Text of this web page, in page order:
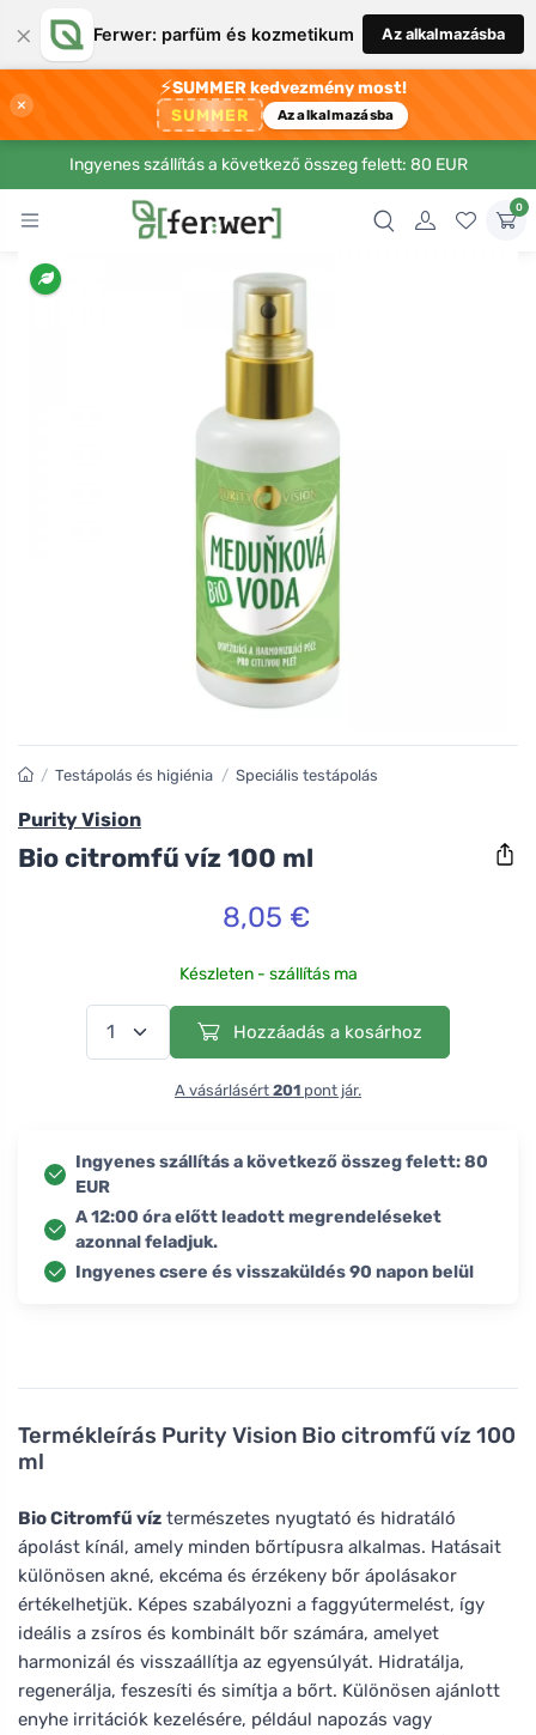
× Ferwer: parfüm és kozmetikum Az alkalmazásba
×
⚡SUMMER kedvezmény most!
SUMMER Az alkalmazásba
Ingyenes szállítás a következő összeg felett: 80 EUR
0
Termékleírás Purity Vision Bio citromfű víz 100
ml
Bio Citromfű víz természetes nyugtató és hidratáló
ápolást kínál, amely minden bőrtípusra alkalmas. Hatásait
különösen akné, ekcéma és érzékeny bőr ápolásakor
értékelhetjük. Képes szabályozni a faggyútermelést, így
ideális a zsíros és kombinált bőr számára, amelyet
harmonizál és visszaállítja az egyensúlyát. Hidratálja,
regenerálja, feszesíti és simítja a bőrt. Különösen ajánlott
enyhe irritációk kezelésére, például napozás vagy
/ Testápolás és higiénia / Speciális testápolás
Purity Vision
Bio citromfű víz 100 ml
8,05 €
Készleten - szállítás ma
Hozzáadás a kosárhoz
A vásárlásért 201 pont jár.
Ingyenes szállítás a következő összeg felett: 80
EUR
A 12:00 óra előtt leadott megrendeléseket
azonnal feladjuk.
Ingyenes csere és visszaküldés 90 napon belül